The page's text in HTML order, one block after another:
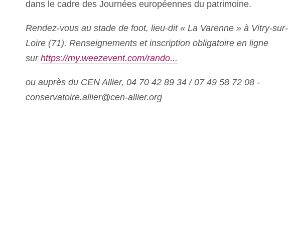
dans le cadre des Journées européennes du patrimoine.
Rendez-vous au stade de foot, lieu-dit « La Varenne » à Vitry-sur-
Loire (71). Renseignements et inscription obligatoire en ligne
sur https://my.weezevent.com/rando...
ou auprès du CEN Allier, 04 70 42 89 34 / 07 49 58 72 08 -
conservatoire.allier@cen-allier.org